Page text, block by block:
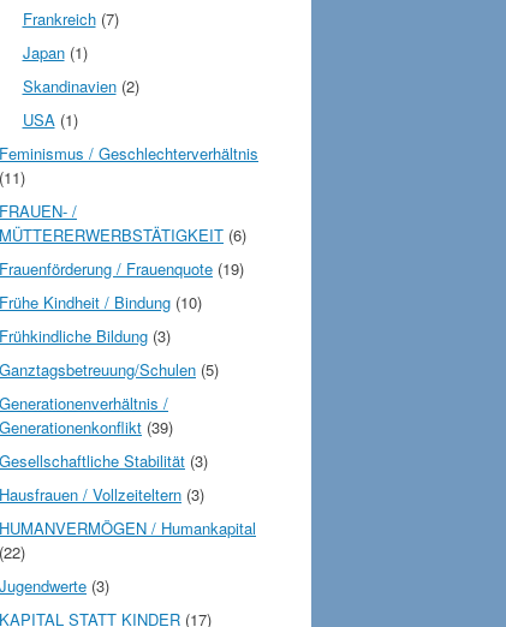
Frankreich(7)
Japan(1)
Skandinavien(2)
USA(1)
Feminismus / Geschlechterverhältnis
(11)
FRAUEN- /
MÜTTERERWERBSTÄTIGKEIT (6)
Frauenförderung / Frauenquote (19)
Frühe Kindheit / Bindung (10)
Frühkindliche Bildung (3)
Ganztagsbetreuung/Schulen (5)
Generationenverhältnis /
Generationenkonflikt (39)
Gesellschaftliche Stabilität (3)
Hausfrauen / Vollzeiteltern (3)
HUMANVERMÖGEN / Humankapital
(22)
Jugendwerte (3)
KAPITAL STATT KINDER (17)